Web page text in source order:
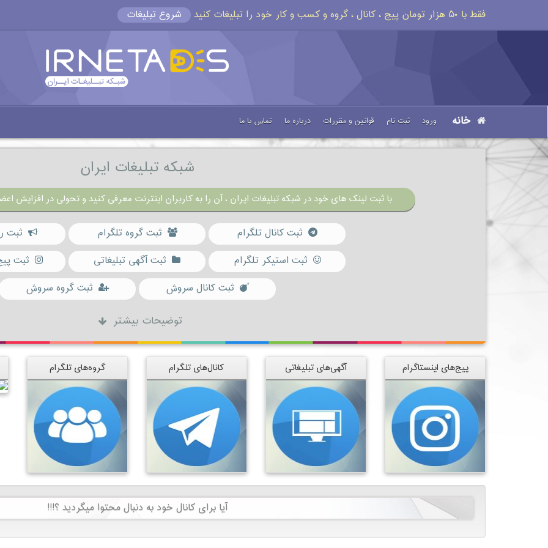
فقط با ۵۰ هزار تومان پیج ، کانال ، گروه و کسب و کار خود را تبلیغات کنید شروع تبلیغات
خانه ورود ثبت نام قوانین و مقررات درباره ما تماس با ما
شبکه تبلیغات ایران
با ثبت لینک های خود در شبکه تبلیغات ایران ، آن را به کاربران اینترنت معرفی کنید و تحولی در افزایش
ثبت کانال تلگرام ثبت گروه تلگرام
ثبت
ثبت استیکر تلگرام
ثبت آگهی تبلیغاتی
ثبت
ثبت کانال سروش
ثبت گروه سروش
توضیحات بیشتر
پیج‌های اینستاگرام آگهی‌های تبلیغاتی کانال‌های تلگرام گروه‌های تلگرام
آیا برای کانال خود به دنبال محتوا میگردید ؟!!!